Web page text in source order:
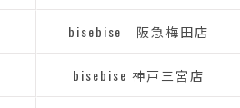
bisebise 阪急梅田店
bisebise 神戸三宮店